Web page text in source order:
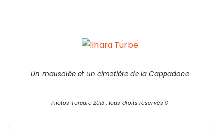
Un mausolée et un cimetière de la Cappadoce
Photos Turquie 2013 : tous droits réservés ©